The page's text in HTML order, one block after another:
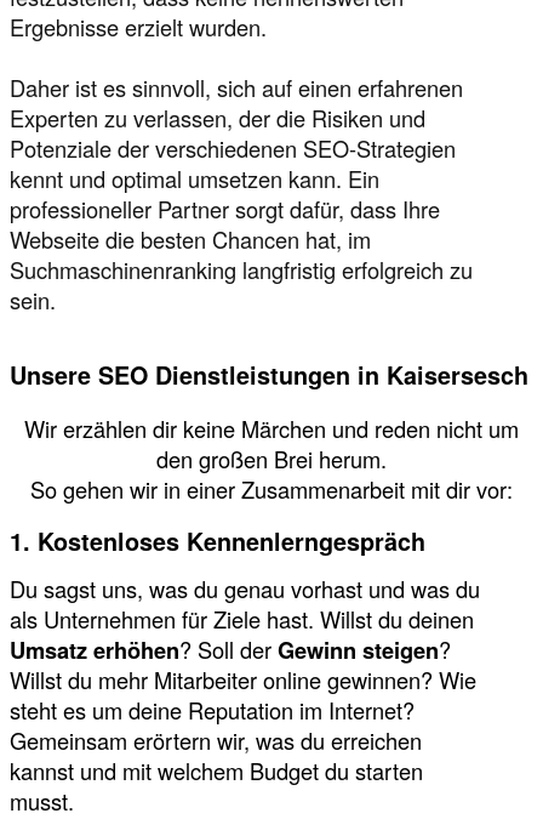
Ergebnisse erzielt wurden.
Daher ist es sinnvoll, sich auf einen erfahrenen
Experten zu verlassen, der die Risiken und
Potenziale der verschiedenen SEO-Strategien
kennt und optimal umsetzen kann. Ein
professioneller Partner sorgt dafür, dass Ihre
Webseite die besten Chancen hat, im
Suchmaschinenranking langfristig erfolgreich zu
sein.
Unsere SEO Dienstleistungen in Kaisersesch
Wir erzählen dir keine Märchen und reden nicht um
den großen Brei herum.
So gehen wir in einer Zusammenarbeit mit dir vor:
1. Kostenloses Kennenlerngespräch
Du sagst uns, was du genau vorhast und was du
als Unternehmen für Ziele hast. Willst du deinen
Umsatz erhöhen? Soll derGewinn steigen?
Willst du mehr Mitarbeiter online gewinnen? Wie
steht es um deine Reputation im Internet?
Gemeinsam erörtern wir, was du erreichen
kannst und mit welchem Budget du starten
musst.